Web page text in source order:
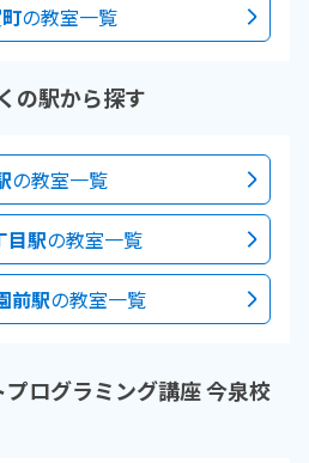
の教室一覧
の駅から探す
の教室一覧
目駅の教室一覧
前駅の教室一覧
ログラミング講座 今泉校